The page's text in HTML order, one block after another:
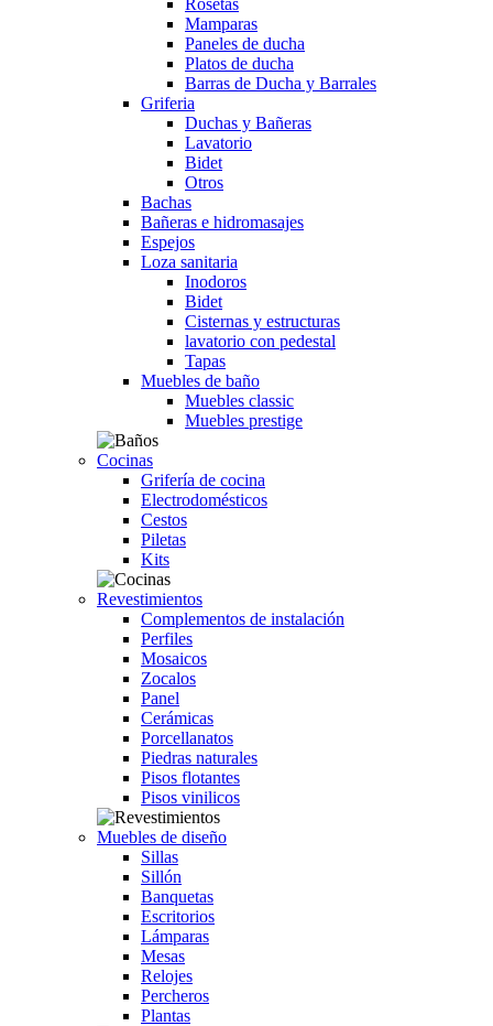
Rosetas
Mamparas
Paneles de ducha
Platos de ducha
Barras de Ducha y Barrales
Griferia
Duchas y Bañeras
Lavatorio
Bidet
Otros
Bachas
Bañeras e hidromasajes
Espejos
Loza sanitaria
Inodoros
Bidet
Cisternas y estructuras
lavatorio con pedestal
Tapas
Muebles de baño
Muebles classic
Muebles prestige
Cocinas
Grifería de cocina
Electrodomésticos
Cestos
Piletas
Kits
Revestimientos
Complementos de instalación
Perfiles
Mosaicos
Zocalos
Panel
Cerámicas
Porcellanatos
Piedras naturales
Pisos flotantes
Pisos vinilicos
Muebles de diseño
Sillas
Sillón
Banquetas
Escritorios
Lámparas
Mesas
Relojes
Percheros
Plantas